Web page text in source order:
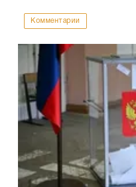
Комментарии